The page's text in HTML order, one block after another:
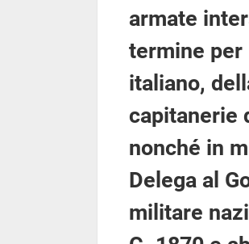
armate
termine per
italiano,
capitanerie
nonché in
Delega al
militare